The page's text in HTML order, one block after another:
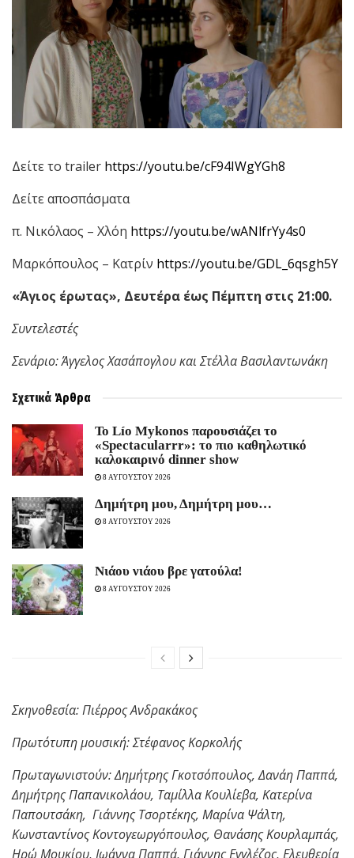
Δείτε το trailer https://youtu.be/cF94IWgYGh8
Δείτε αποσπάσματα
π. Νικόλαος – Χλόη https://youtu.be/wANlfrYy4s0
Μαρκόπουλος – Κατρίν https://youtu.be/GDL_6qsgh5Y
«Άγιος έρωτας», Δευτέρα έως Πέμπτη στις 21:00.
Συντελεστές
Σενάριο: Άγγελος Χασάπογλου και Στέλλα Βασιλαντωνάκη
Σχετικά Άρθρα
Το Lío Mykonos παρουσιάζει το
«Spectacularrr»: το πιο καθηλωτικό
καλοκαιρινό dinner show
8 ΑΥΓΟΥΣΤΟΥ 2026
Δημήτρη μου, Δημήτρη μου…
8 ΑΥΓΟΥΣΤΟΥ 2026
Νιάου νιάου βρε γατούλα!
8 ΑΥΓΟΥΣΤΟΥ 2026
Σκηνοθεσία: Πιέρρος Ανδρακάκος
Πρωτότυπη μουσική: Στέφανος Κορκολής
Πρωταγωνιστούν: Δημήτρης Γκοτσόπουλος, Δανάη Παππά,
Δημήτρης Παπανικολάου, Ταμίλλα Κουλίεβα, Κατερίνα
Παπουτσάκη, Γιάννης Τσορτέκης, Μαρίνα Ψάλτη,
Κωνσταντίνος Κοντογεωργόπουλος, Θανάσης Κουρλαμπάς,
Ηρώ Μουκίου, Ιωάννα Παππά, Γιάννης Εγγλέζος, Ελευθερία